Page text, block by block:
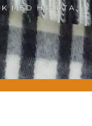
MED HJÄRTA